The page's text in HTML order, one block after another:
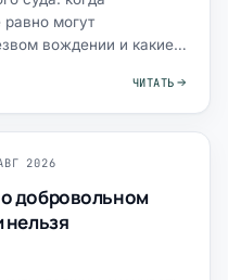
могут
вождении и какие
ЧИТАТЬ
2026
добровольном
нельзя